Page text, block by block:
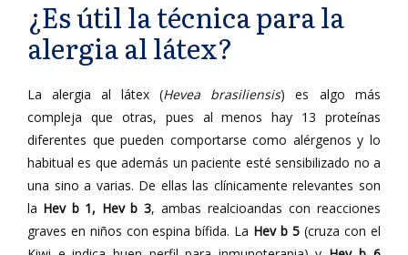
¿Es útil la técnica para la
alergia al látex?
La alergia al látex (Hevea brasiliensis) es algo más
compleja que otras, pues al menos hay 13 proteínas
diferentes que pueden comportarse como alérgenos y lo
habitual es que además un paciente esté sensibilizado no a
una sino a varias. De ellas las clínicamente relevantes son
la Hev b 1, Hev b 3, ambas realcioandas con reacciones
graves en niños con espina bífida. La Hev b 5 (cruza con el